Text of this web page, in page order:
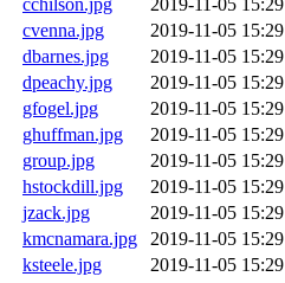
cvenna.jpg
2019-11-05 15:29
dbarnes.jpg
2019-11-05 15:29
dpeachy.jpg
2019-11-05 15:29
gfogel.jpg
2019-11-05 15:29
ghuffman.jpg
2019-11-05 15:29
group.jpg
2019-11-05 15:29
hstockdill.jpg
2019-11-05 15:29
jzack.jpg
2019-11-05 15:29
kmcnamara.jpg
2019-11-05 15:29
ksteele.jpg
2019-11-05 15:29